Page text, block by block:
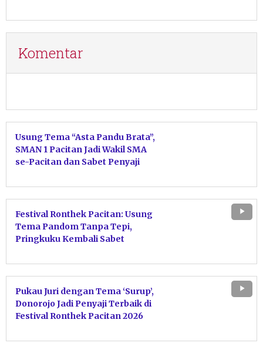
Komentar
Usung Tema “Asta Pandu Brata”,
SMAN 1 Pacitan Jadi Wakil SMA
se-Pacitan dan Sabet Penyaji
Festival Ronthek Pacitan: Usung
Tema Pandom Tanpa Tepi,
Pringkuku Kembali Sabet
Pukau Juri dengan Tema ‘Surup’,
Donorojo Jadi Penyaji Terbaik di
Festival Ronthek Pacitan 2026